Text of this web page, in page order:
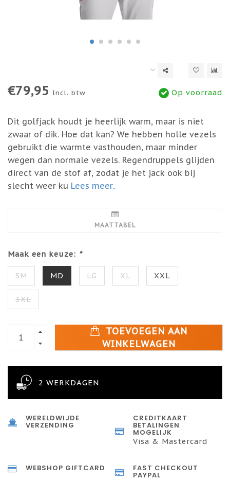
€79,95 Incl. btw Op voorraad
Dit golfjack houdt je heerlijk warm, maar is niet
zwaar of dik. Hoe dat kan? We hebben holle vezels
gebruikt die warmte vasthouden, maar minder
wegen dan normale vezels. Regendruppels glijden
direct van de stof af, zodat je het jack ook bij
slecht weer ku Lees meer..
MAATTABEL
Maak een keuze: *
SM MD LG XL XXL
3XL
TOEVOEGEN AAN
WINKELWAGEN
2 WERKDAGEN
WERELDWIJDE
VERZENDING
CREDITKAART
BETALINGEN
MOGELIJK
Visa & Mastercard
WEBSHOP GIFTCARD FAST CHECKOUT
PAYPAL